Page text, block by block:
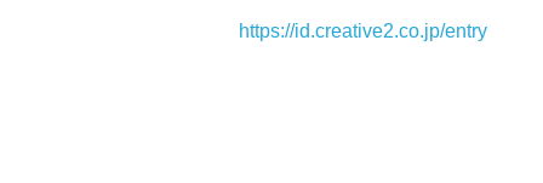
https://id.creative2.co.jp/entry